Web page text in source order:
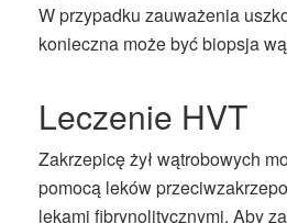
W przypadku zauważenia
konieczna może być biopsja
Leczenie HVT
Zakrzepicę żył wątrobowych
pomocą leków
lekami fibrynolitycznymi. Aby